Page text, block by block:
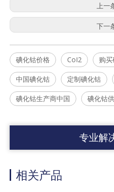
上一
下一
碘化钴价格 CoI2 购
中国碘化钴 定制碘化钴
碘化钴生产商中国 碘化钴
专业解
相关产品